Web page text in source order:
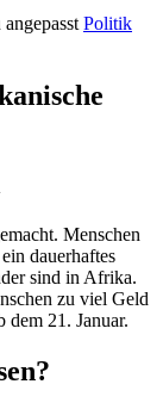
Politik
Menschen
dauerhaftes
sind in Afrika.
zu viel Geld
dem 21. Januar.